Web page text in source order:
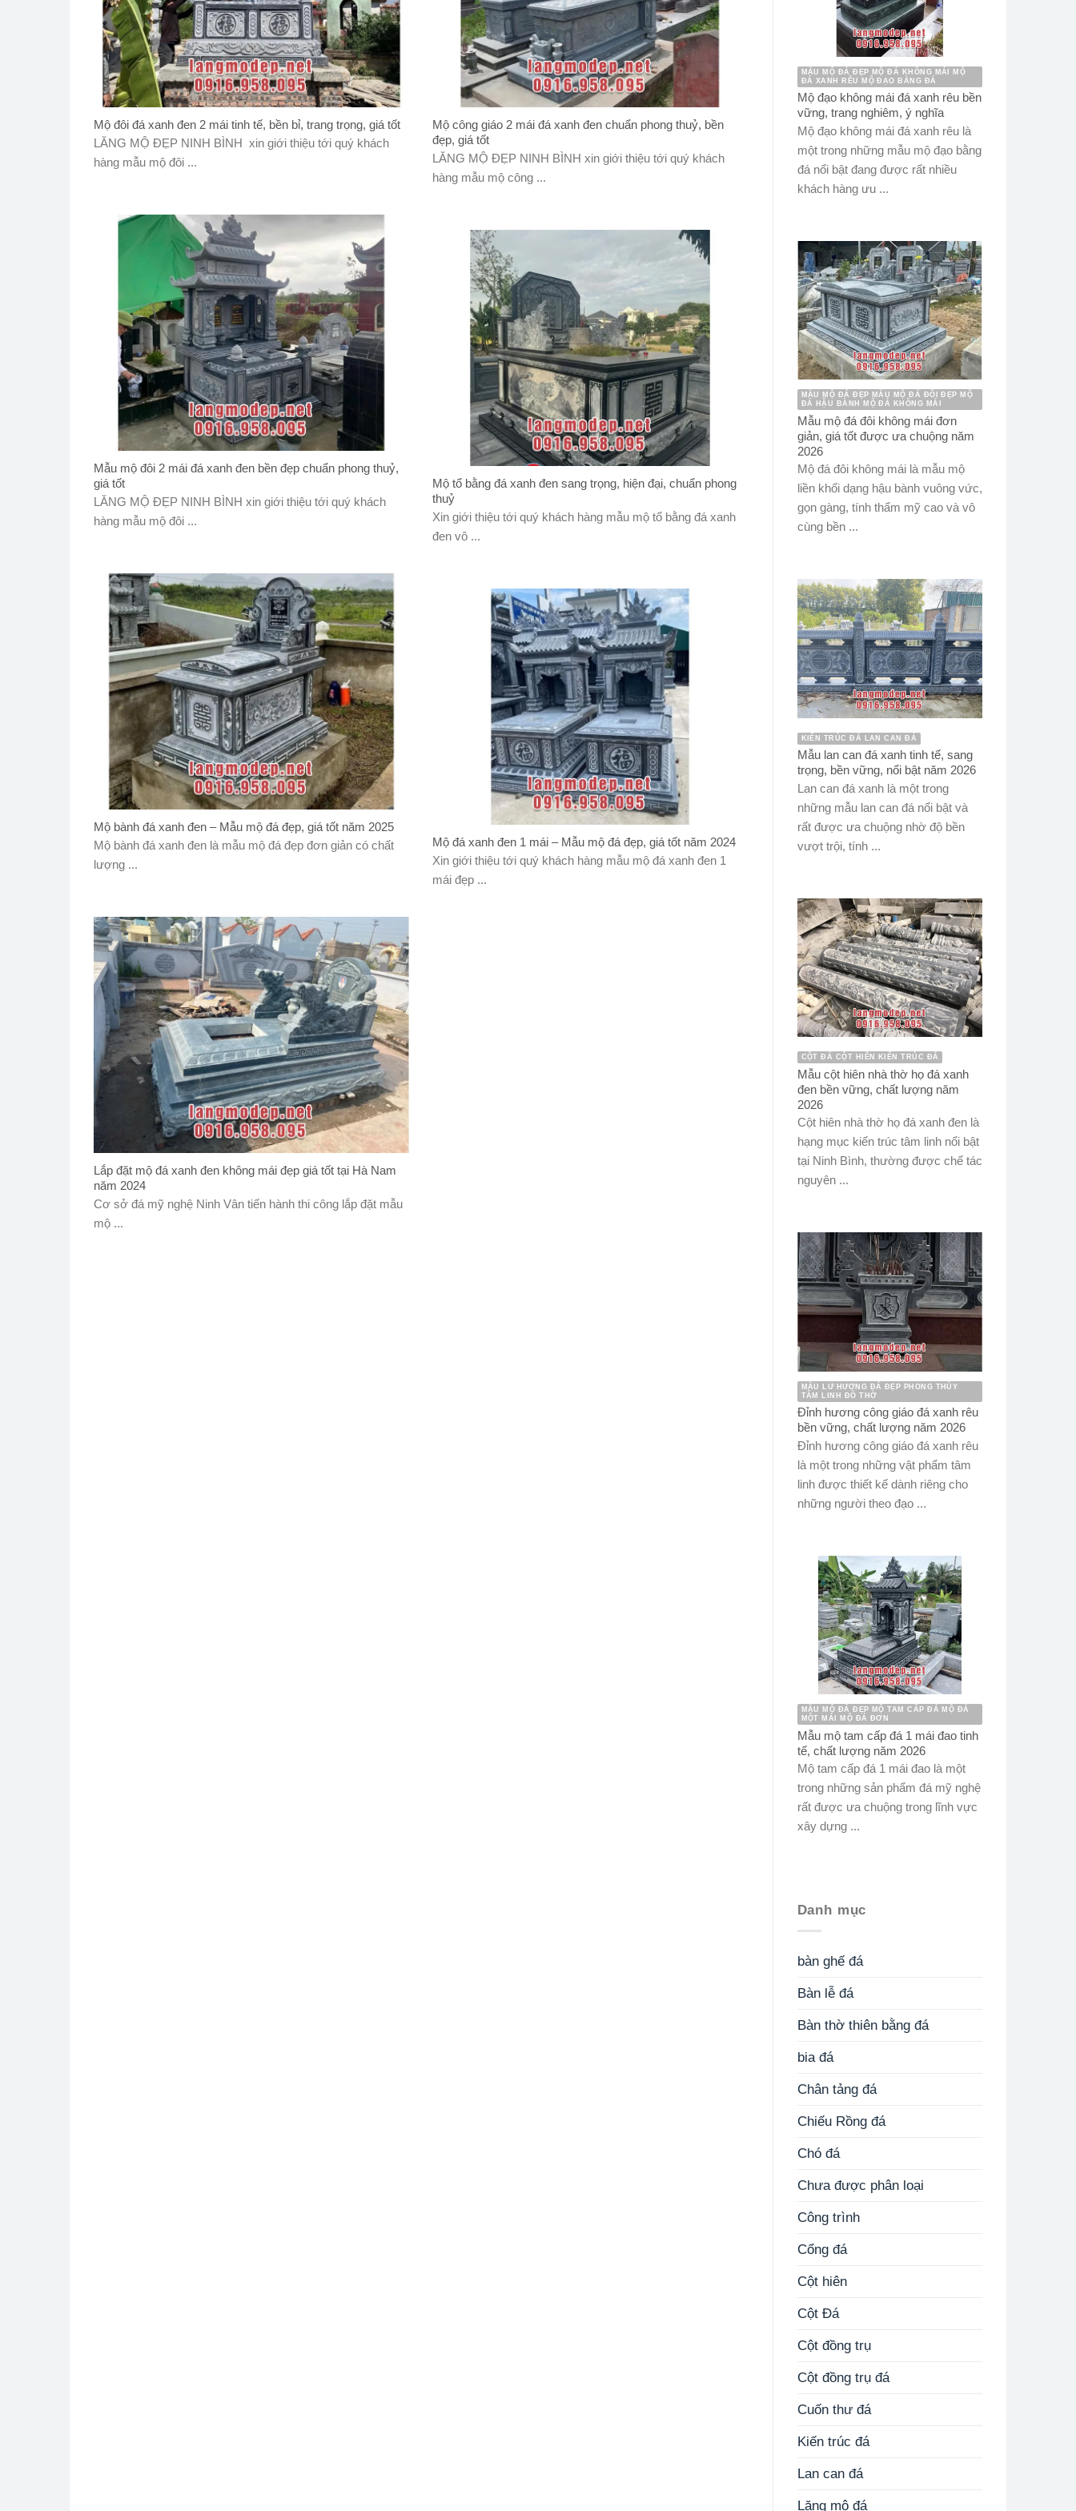
Mộ đôi đá xanh đen 2 mái tinh tế, bền bỉ, trang trọng, giá tốt
LĂNG MỘ ĐẸP NINH BÌNH xin giới thiệu tới quý khách
hàng mẫu mộ đôi ...
Mộ công giáo 2 mái đá xanh đen chuẩn phong thuỷ, bền
đẹp, giá tốt
LĂNG MỘ ĐẸP NINH BÌNH xin giới thiệu tới quý khách
hàng mẫu mộ công ...
Mẫu mộ đôi 2 mái đá xanh đen bền đẹp chuẩn phong thuỷ,
giá tốt
LĂNG MỘ ĐẸP NINH BÌNH xin giới thiệu tới quý khách
hàng mẫu mộ đôi ...
Mộ tổ bằng đá xanh đen sang trọng, hiện đại, chuẩn phong
thuỷ
Xin giới thiệu tới quý khách hàng mẫu mộ tổ bằng đá xanh
đen vô ...
Mộ bành đá xanh đen – Mẫu mộ đá đẹp, giá tốt năm 2025
Mộ bành đá xanh đen là mẫu mộ đá đẹp đơn giản có chất
lượng ...
Mộ đá xanh đen 1 mái – Mẫu mộ đá đẹp, giá tốt năm 2024
Xin giới thiệu tới quý khách hàng mẫu mộ đá xanh đen 1
mái đẹp ...
Lắp đặt mộ đá xanh đen không mái đẹp giá tốt tại Hà Nam
năm 2024
Cơ sở đá mỹ nghệ Ninh Vân tiến hành thi công lắp đặt mẫu
mộ ...
MẪU MỘ ĐÁ ĐẸP MỘ ĐÁ KHÔNG MÁI MỘ
ĐÁ XANH RÊU MỘ ĐẠO BẰNG ĐÁ
Mộ đạo không mái đá xanh rêu bền
vững, trang nghiêm, ý nghĩa
Mộ đạo không mái đá xanh rêu là
một trong những mẫu mộ đạo bằng
đá nổi bật đang được rất nhiều
khách hàng ưu ...
MẪU MỘ ĐÁ ĐẸP MẪU MỘ ĐÁ ĐÔI ĐẸP MỘ
ĐÁ HẬU BÀNH MỘ ĐÁ KHÔNG MÁI
Mẫu mộ đá đôi không mái đơn
giản, giá tốt được ưa chuộng năm
2026
Mộ đá đôi không mái là mẫu mộ
liền khối dạng hậu bành vuông vức,
gọn gàng, tính thẩm mỹ cao và vô
cùng bền ...
KIẾN TRÚC ĐÁ LAN CAN ĐÁ
Mẫu lan can đá xanh tinh tế, sang
trọng, bền vững, nổi bật năm 2026
Lan can đá xanh là một trong
những mẫu lan can đá nổi bật và
rất được ưa chuộng nhờ độ bền
vượt trội, tính ...
CỘT ĐÁ CỘT HIÊN KIẾN TRÚC ĐÁ
Mẫu cột hiên nhà thờ họ đá xanh
đen bền vững, chất lượng năm
2026
Cột hiên nhà thờ họ đá xanh đen là
hạng mục kiến trúc tâm linh nổi bật
tại Ninh Bình, thường được chế tác
nguyên ...
MẪU LƯ HƯƠNG ĐÁ ĐẸP PHONG THỦY
TÂM LINH ĐỒ THỜ
Đỉnh hương công giáo đá xanh rêu
bền vững, chất lượng năm 2026
Đỉnh hương công giáo đá xanh rêu
là một trong những vật phẩm tâm
linh được thiết kế dành riêng cho
những người theo đạo ...
MẪU MỘ ĐÁ ĐẸP MỘ TAM CẤP ĐÁ MỘ ĐÁ
MỘT MÁI MỘ ĐÁ ĐƠN
Mẫu mộ tam cấp đá 1 mái đao tinh
tế, chất lượng năm 2026
Mộ tam cấp đá 1 mái đao là một
trong những sản phẩm đá mỹ nghệ
rất được ưa chuộng trong lĩnh vực
xây dựng ...
Danh mục
bàn ghế đá
Bàn lễ đá
Bàn thờ thiên bằng đá
bia đá
Chân tảng đá
Chiếu Rồng đá
Chó đá
Chưa được phân loại
Công trình
Cổng đá
Cột hiên
Cột Đá
Cột đồng trụ
Cột đồng trụ đá
Cuốn thư đá
Kiến trúc đá
Lan can đá
Lăng mộ đá